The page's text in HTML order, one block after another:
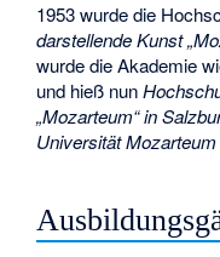
1953 wurde die
darstellende Kunst
wurde die Akademie
und hieß nun
„Mozarteum“ in
Universität